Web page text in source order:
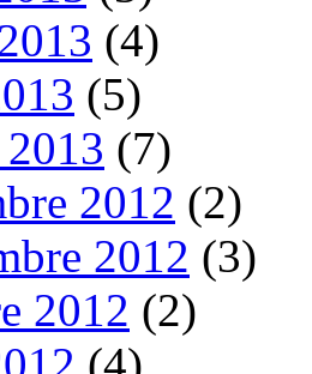
(4)
(5)
(7)
2012 (2)
2012 (3)
2012 (2)